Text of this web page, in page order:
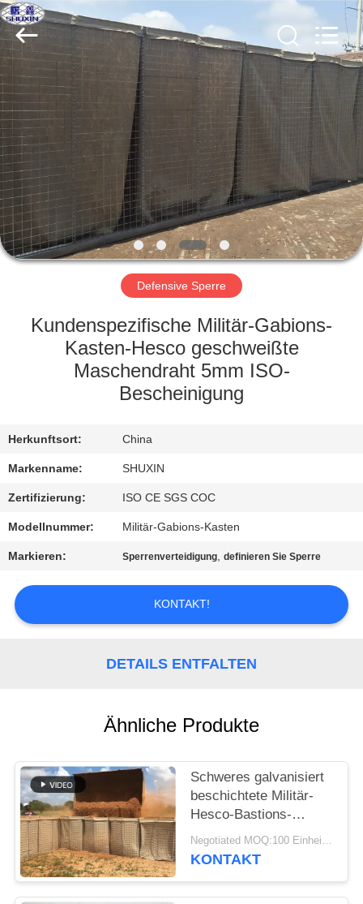
HEIM
PRODUKTE
ÜBER
UNS
WERKSBESICHTIGUNG
QUALITÄTSKONTROLLE
KONTAKT
NACHRICHTEN
BITTE UM
EIN
SITEMAP
Wire
Mesh
Co.,
Ltd..
All
Rights
Reserved.
Defensive Sperre
Kundenspezifische Militär-Gabions-
Kasten-Hesco geschweißte
Maschendraht 5mm ISO-
Bescheinigung
Herkunftsort: China
Markenname: SHUXIN
Zertifizierung: ISO CE SGS COC
Modellnummer: Militär-Gabions-Kasten
Markieren: Sperrenverteidigung,definieren Sie Sperre
KONTAKT!
DETAILS ENTFALTEN
Ähnliche Produkte
Schweres galvanisiert
beschichtete Militär-
Hesco-Bastions-
Sperren-System
defensive Hesco-
Negotiated MOQ:100 Einheiten
KONTAKT